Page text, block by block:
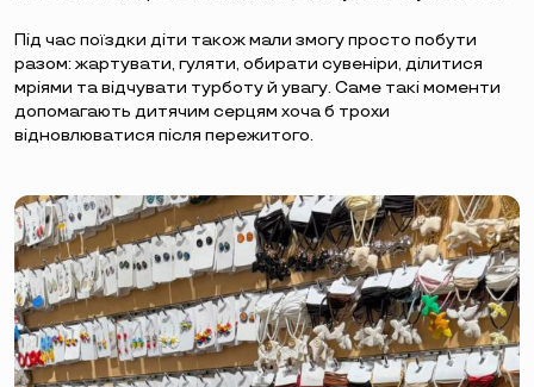
Під час поїздки діти також мали змогу просто побути
разом: жартувати, гуляти, обирати сувеніри, ділитися
мріями та відчувати турботу й увагу. Саме такі моменти
допомагають дитячим серцям хоча б трохи
відновлюватися після пережитого.